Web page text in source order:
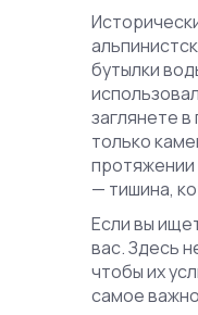
бутылки
заглянете
только
— тишина,
Если вы
вас. Здесь
чтобы их
самое